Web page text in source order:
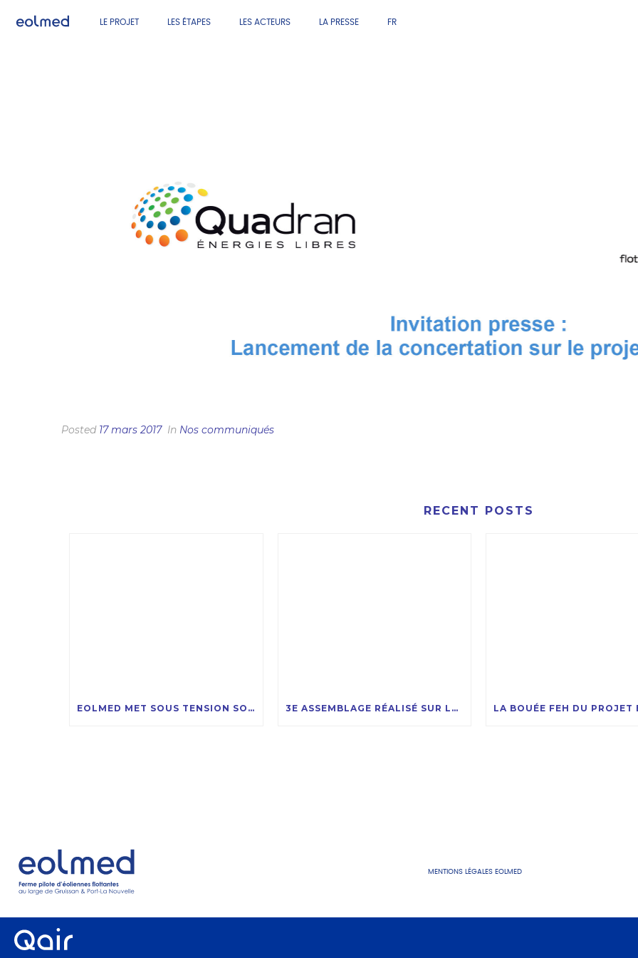
LE PROJET LES ÉTAPES LES ACTEURS LA PRESSE FR
Posted 17 mars 2017 In Nos communiqués
RECENT POSTS
EOLMED MET SOUS TENSION SON PROJET PILOTE D’ÉOLIENNES FLOTTANTES 3E ASSEMBLAGE RÉALISÉ SUR LES FLOTTEURS DU PROJET EOLMED
MENTIONS LÉGALES EOLMED